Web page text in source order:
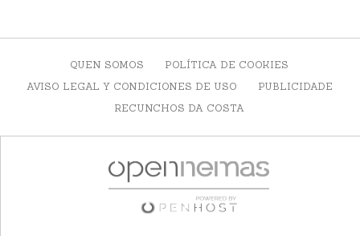
QUEN SOMOS
POLÍTICA DE COOKIES
AVISO LEGAL Y CONDICIONES DE USO
PUBLICIDADE
RECUNCHOS DA COSTA